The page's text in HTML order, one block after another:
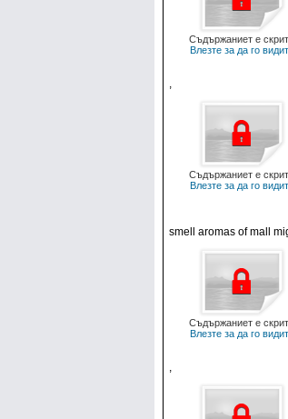
Съдържаниет е
Влезте за да го
,
Съдържаниет е
Влезте за да го
smell aromas of mall
Съдържаниет е
Влезте за да го
,